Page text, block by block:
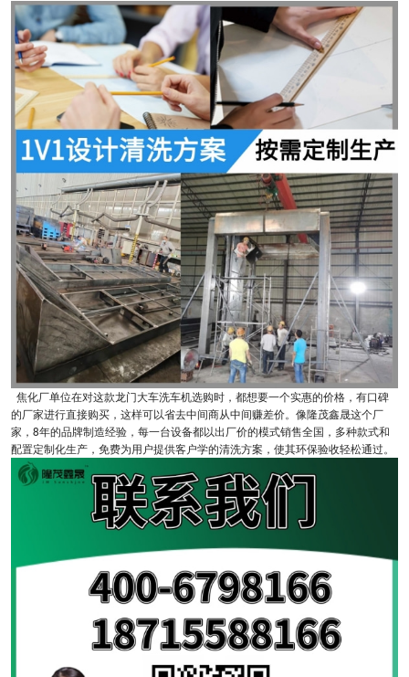
焦化厂单位在对这款龙门大车洗车机选购时，都想要一个实惠的价格，有口碑
的厂家进行直接购买，这样可以省去中间商从中间赚差价。像隆茂鑫晟这个厂
家，8年的品牌制造经验，每一台设备都以出厂价的模式销售全国，多种款式和
配置定制化生产，免费为用户提供客户学的清洗方案，使其环保验收轻松通过。